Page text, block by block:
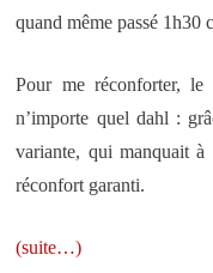
quand même passé 1h30
Pour me réconforter,
n’importe quel dahl :
variante, qui manquait
réconfort garanti.
(suite…)